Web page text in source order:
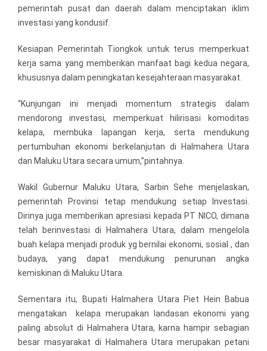
pemerintah pusat dan daerah dalam menciptakan iklim
investasi yang kondusif.
Kesiapan Pemerintah Tiongkok untuk terus memperkuat
kerja sama yang memberikan manfaat bagi kedua negara,
khususnya dalam peningkatan kesejahteraan masyarakat.
“Kunjungan ini menjadi momentum strategis dalam
mendorong investasi, memperkuat hilirisasi komoditas
kelapa, membuka lapangan kerja, serta mendukung
pertumbuhan ekonomi berkelanjutan di Halmahera Utara
dan Maluku Utara secara umum,”pintahnya.
Wakil Gubernur Maluku Utara, Sarbin Sehe menjelaskan,
pemerintah Provinsi tetap mendukung setiap Investasi.
Dirinya juga memberikan apresiasi kepada PT NICO, dimana
telah berinvestasi di Halmahera Utara, dalam mengelola
buah kelapa menjadi produk yg bernilai ekonomi, sosial , dan
budaya, yang dapat mendukung penurunan angka
kemiskinan di Maluku Utara.
Sementara itu, Bupati Halmahera Utara Piet Hein Babua
mengatakan kelapa merupakan landasan ekonomi yang
paling absolut di Halmahera Utara, karna hampir sebagian
besar masyarakat di Halmahera Utara merupakan petani